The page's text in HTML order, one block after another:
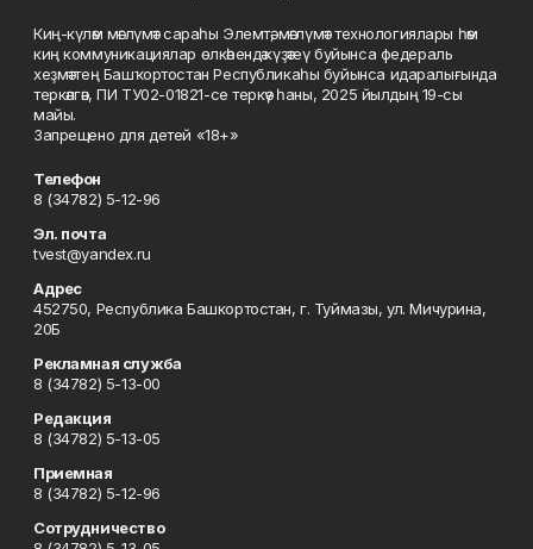
Киң-күләм мәғлүмәт сараһы Элемтә, мәғлүмәт технологиялары һәм
киң коммуникациялар өлкәһендә күҙәтеү буйынса федераль
хеҙмәттең Башҡортостан Республикаһы буйынса идаралығында
теркәлгән, ПИ ТУ02-01821-се теркәү һаны, 2025 йылдың 19-сы
майы.
Запрещено для детей «18+»
Телефон
8 (34782) 5-12-96
Эл. почта
tvest@yandex.ru
Адрес
452750, Республика Башкортостан, г. Туймазы, ул. Мичурина,
20Б
Рекламная служба
8 (34782) 5-13-00
Редакция
8 (34782) 5-13-05
Приемная
8 (34782) 5-12-96
Сотрудничество